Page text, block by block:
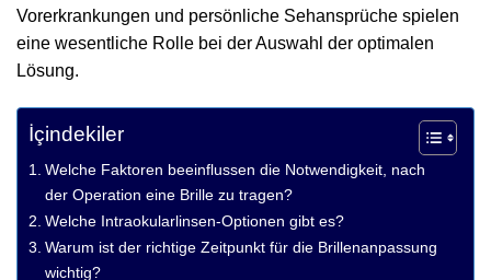
Vorerkrankungen und persönliche Sehansprüche spielen
eine wesentliche Rolle bei der Auswahl der optimalen
Lösung.
İçindekiler
Welche Faktoren beeinflussen die Notwendigkeit, nach
der Operation eine Brille zu tragen?
Welche Intraokularlinsen‑Optionen gibt es?
Warum ist der richtige Zeitpunkt für die Brillenanpassung
wichtig?